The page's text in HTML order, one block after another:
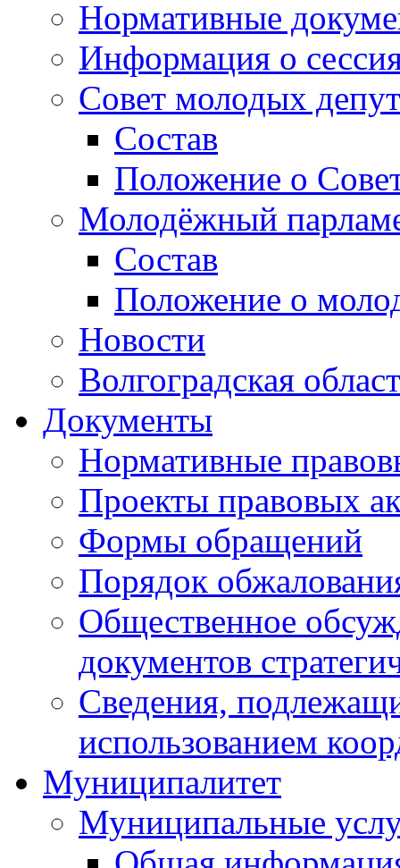
Нормативные
Информация о
Совет молодых
Состав
Положение о
Молодёжный
Состав
Положение о
Новости
Волгоградская
Документы
Нормативные
Проекты правовых
Формы обращений
Порядок
Общественное
документов
Сведения,
использованием
Муниципалитет
Муниципальные